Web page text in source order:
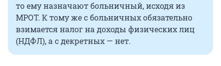
то ему назначают больничный, исходя из
МРОТ. К тому же с больничных обязательно
взимается налог на доходы физических лиц
(НДФЛ), а с декретных — нет.